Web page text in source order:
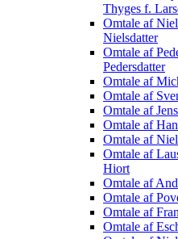
Thyges f.
Omtale af
Nielsdatter
Omtale af
Pedersdatter
Omtale af
Omtale af
Omtale af
Omtale af
Omtale af
Omtale af
Hiort
Omtale af
Omtale af
Omtale af
Omtale af